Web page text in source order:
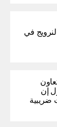
في
إن
ضريبية